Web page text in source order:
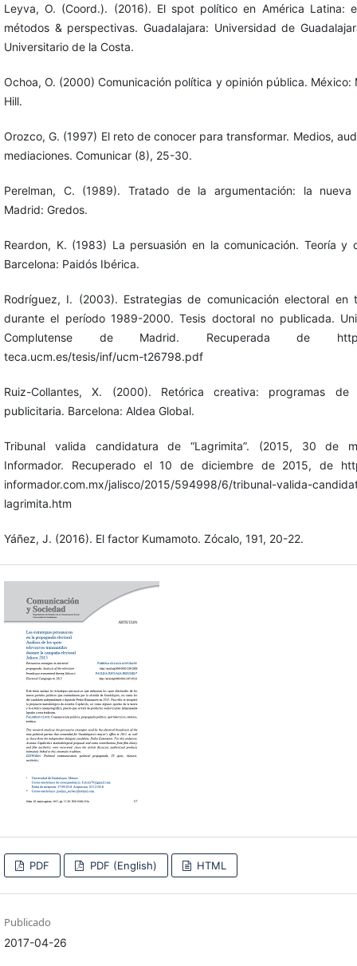
Leyva, O. (Coord.). (2016). El spot político en América Latina:
métodos & perspectivas. Guadalajara: Universidad de
Universitario de la Costa.
Ochoa, O. (2000) Comunicación política y opinión pública. México:
Hill.
Orozco, G. (1997) El reto de conocer para transformar. Medios,
mediaciones. Comunicar (8), 25-30.
Perelman, C. (1989). Tratado de la argumentación: la nueva
Madrid: Gredos.
Reardon, K. (1983) La persuasión en la comunicación. Teoría y
Barcelona: Paidós Ibérica.
Rodríguez, I. (2003). Estrategias de comunicación electoral en
durante el período 1989-2000. Tesis doctoral no publicada.
Complutense de Madrid. Recuperada de
teca.ucm.es/tesis/inf/ucm-t26798.pdf
Ruiz-Collantes, X. (2000). Retórica creativa: programas de
publicitaria. Barcelona: Aldea Global.
Tribunal valida candidatura de “Lagrimita”. (2015, 30 de
Informador. Recuperado el 10 de diciembre de 2015, de
informador.com.mx/jalisco/2015/594998/6/tribunal-valida-
lagrimita.htm
Yáñez, J. (2016). El factor Kumamoto. Zócalo, 191, 20-22.
PDF PDF (English) HTML
Publicado
2017-04-26